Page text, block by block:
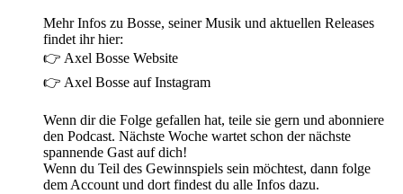
Mehr Infos zu Bosse, seiner Musik und aktuellen Releases
findet ihr hier:
👉 Axel Bosse Website
👉 Axel Bosse auf Instagram
Wenn dir die Folge gefallen hat, teile sie gern und abonniere
den Podcast. Nächste Woche wartet schon der nächste
spannende Gast auf dich!
Wenn du Teil des Gewinnspiels sein möchtest, dann folge
dem Account und dort findest du alle Infos dazu.